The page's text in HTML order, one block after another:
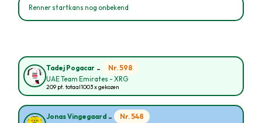
Renner startkans nog onbekend
Tadej Pogacar - Nr. 598
UAE Team Emirates - XRG
209 pt. totaal1003 x gekozen
Jonas Vingegaard - Nr. 548